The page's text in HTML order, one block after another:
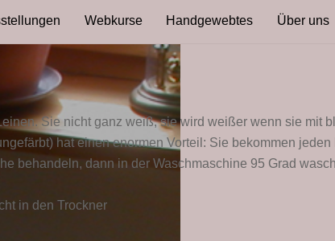
Webkurse Handgewebtes Über uns
Sie nicht ganz weiß, sie wird weißer wenn sie mit
hat einen enormen Vorteil: Sie bekommen
behandeln, dann in der Waschmaschine 95 Grad
in den Trockner